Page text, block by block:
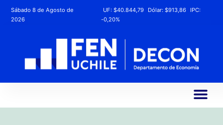
Sábado 8 de Agosto de
2026
UF:$40.844,79 Dólar:$913,86
IPC:
-0,20%